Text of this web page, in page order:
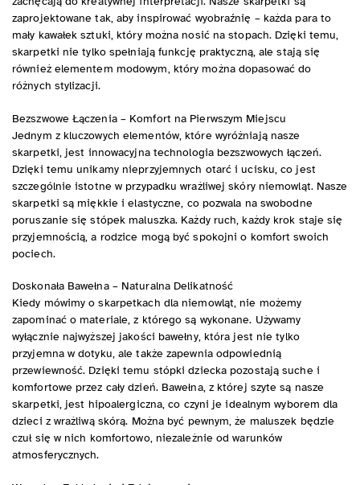
zaprojektowane tak, aby inspirować wyobraźnię – każda para to
mały kawałek sztuki, który można nosić na stopach. Dzięki temu,
skarpetki nie tylko spełniają funkcję praktyczną, ale stają się
również elementem modowym, który można dopasować do
różnych stylizacji.
Bezszwowe Łączenia – Komfort na Pierwszym Miejscu
Jednym z kluczowych elementów, które wyróżniają nasze
skarpetki, jest innowacyjna technologia bezszwowych łączeń.
Dzięki temu unikamy nieprzyjemnych otarć i ucisku, co jest
szczególnie istotne w przypadku wrażliwej skóry niemowląt. Nasze
skarpetki są miękkie i elastyczne, co pozwala na swobodne
poruszanie się stópek maluszka. Każdy ruch, każdy krok staje się
przyjemnością, a rodzice mogą być spokojni o komfort swoich
pociech.
Doskonała Bawełna – Naturalna Delikatność
Kiedy mówimy o skarpetkach dla niemowląt, nie możemy
zapominać o materiale, z którego są wykonane. Używamy
wyłącznie najwyższej jakości bawełny, która jest nie tylko
przyjemna w dotyku, ale także zapewnia odpowiednią
przewiewność. Dzięki temu stópki dziecka pozostają suche i
komfortowe przez cały dzień. Bawełna, z której szyte są nasze
skarpetki, jest hipoalergiczna, co czyni je idealnym wyborem dla
dzieci z wrażliwą skórą. Można być pewnym, że maluszek będzie
czuł się w nich komfortowo, niezależnie od warunków
atmosferycznych.